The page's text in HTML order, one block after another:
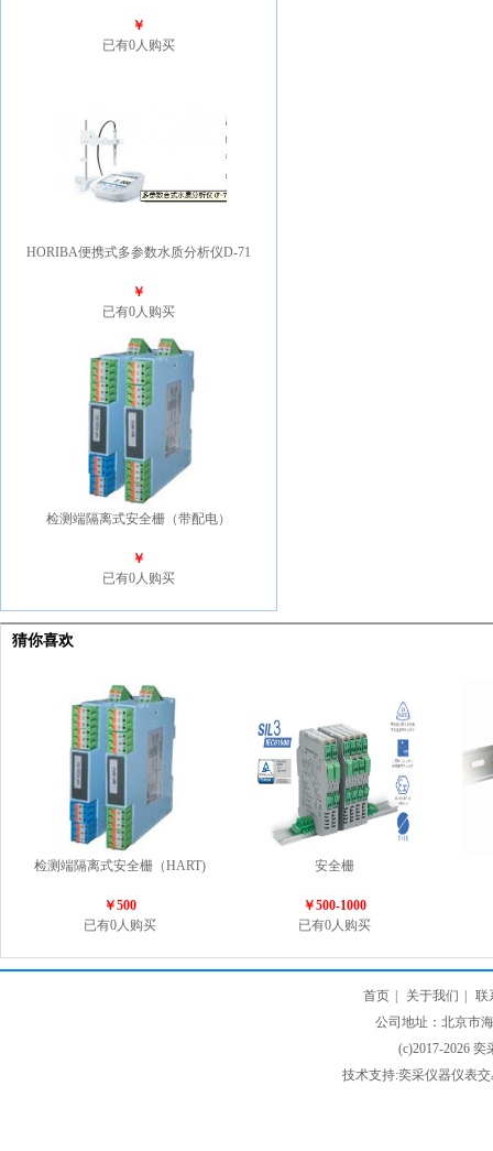
￥
已有0人购买
HORIBA便携式多参数水质分析仪D-71
￥
已有0人购买
检测端隔离式安全栅（带配电）
￥
已有0人购买
猜你喜欢
检测端隔离式安全栅（HART)
￥500
已有0人购买
安全栅
￥500-1000
已有0人购买
首页 关于我们
联
公司地址：北京市
(c)2017-2026
技术支持:奕采仪器仪表